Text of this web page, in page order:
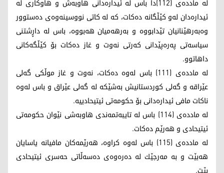
له‌ مادده‌ی (112)دا باس له‌ ئیداره‌دانی هاوبه‌ش و هاوكاری له‌
ئیداره‌دان له‌و كێڵگانه‌ ده‌كات، كه‌ له‌ كاتی نووسینه‌وه‌ی ده‌ستوور
وه‌به‌رهێنانیان تێدابووه‌ و به‌رهه‌میان هه‌بووه‌، باس له‌ داڕشتنی
سیاسه‌تی په‌ره‌پێدانی كه‌رتی نه‌وت و غاز ده‌كات بۆ كێڵگه‌كانی
داهاتوو.
له‌ مادده‌ی (111) باس له‌وه‌ ده‌كات، نه‌وت و غاز موڵكی گه‌لی
عێراقه‌ و گه‌لی كوردستانیش به‌شێكه‌ له‌ گه‌لی عێراق و باس له‌وه‌
ناكات مافی ئیداره‌دانی بۆ حكومه‌تی ئیتیحادییه‌.
له‌ مادده‌ی (114) باس له‌ تایبه‌تمه‌ندی هاوبه‌شی نێوان حكومه‌تی
ئیتیحادی و هه‌رێم ده‌كات.
له‌ مادده‌ی (115) باس له‌وه‌ كراوه‌، هه‌رێمه‌كان مافیانه‌ یاسایان
هه‌بێت و به‌ مه‌رجێك له‌ ده‌ره‌وه‌ی ده‌سه‌ڵاتی حه‌سری ئیتیحادی